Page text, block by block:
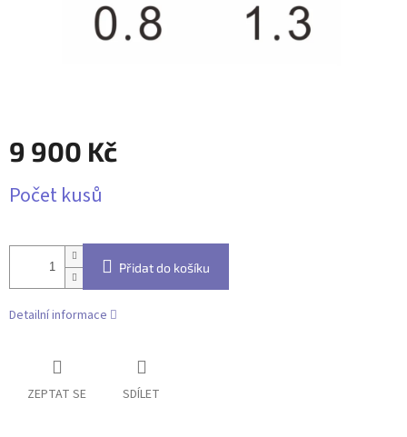
9 900 Kč
cena:
Počet kusů
Přidat do košíku
Detailní informace
ZEPTAT SE SDÍLET